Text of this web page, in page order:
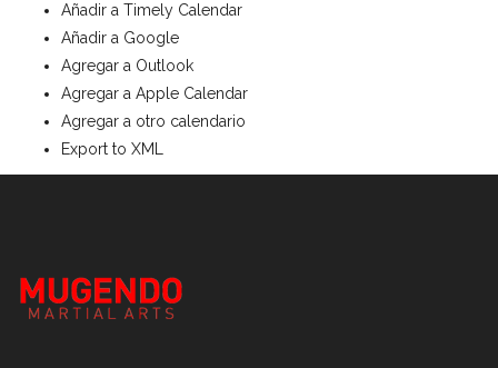
Añadir a Timely Calendar
Añadir a Google
Agregar a Outlook
Agregar a Apple Calendar
Agregar a otro calendario
Export to XML